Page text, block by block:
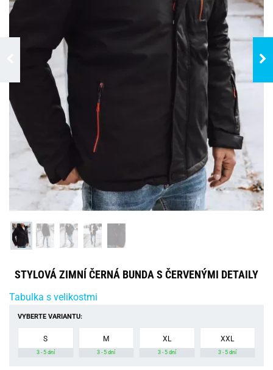
STYLOVÁ ZIMNÍ ČERNÁ BUNDA S ČERVENÝMI DETAILY
Tabulka s velikostmi
VYBERTE VARIANTU:
S
3 - 5 dní
M
3 - 5 dní
XL
3 - 5 dní
XXL
3 - 5 dní